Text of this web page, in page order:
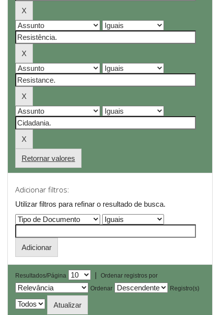
Retornar valores
Adicionar filtros:
Utilizar filtros para refinar o resultado de busca.
Resultados/Página |
Ordenar registros por
Ordenar
Registro(s)